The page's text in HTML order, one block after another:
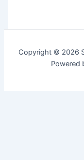
Copyright © 2026
Powered